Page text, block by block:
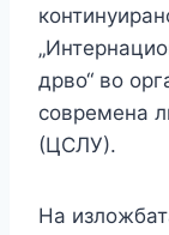
дрво“ во
современа
(ЦСЛУ).
На